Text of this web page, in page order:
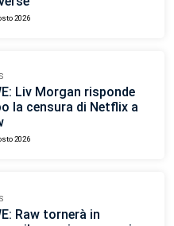
2026
Liv Morgan risponde
la censura di Netflix a
2026
Raw tornerà in